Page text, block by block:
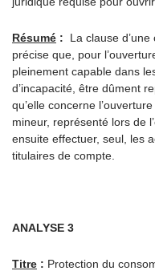
Résumé : La clause
précise que, pour
pleinement capable dans
d’incapacité, être dûment
qu’elle concerne
mineur, représenté lors de
ensuite effectuer, seul, les
titulaires de compte.
ANALYSE 3
Titre : Protection du